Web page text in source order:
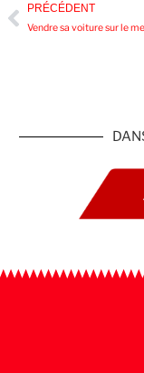
PRÉCÉDENT